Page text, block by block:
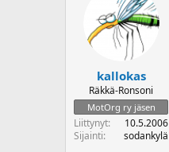
kallokas
Räkkä-Ronsoni
MotOrg ry jäsen
Liittynyt
10.5.2006
Sijainti
sodankylä